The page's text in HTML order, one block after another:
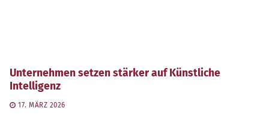
Unternehmen setzen stärker auf Künstliche
Intelligenz
17. MÄRZ 2026